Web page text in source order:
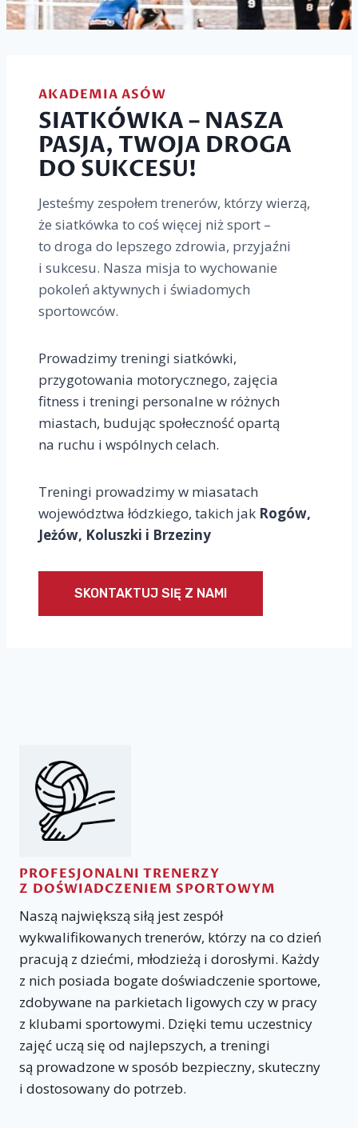
AKADEMIA ASÓW
SIATKÓWKA – NASZA
PASJA, TWOJA DROGA
DO SUKCESU!
Jesteśmy zespołem trenerów, którzy wierzą,
że siatkówka to coś więcej niż sport –
to droga do lepszego zdrowia, przyjaźni
i sukcesu. Nasza misja to wychowanie
pokoleń aktywnych i świadomych
sportowców.
Prowadzimy treningi siatkówki,
przygotowania motorycznego, zajęcia
fitness i treningi personalne w różnych
miastach, budując społeczność opartą
na ruchu i wspólnych celach.
Treningi prowadzimy w miasatach
województwa łódzkiego, takich jak Rogów,
Jeżów, Koluszki i Brzeziny
SKONTAKTUJ SIĘ Z NAMI
PROFESJONALNI TRENERZY
Z DOŚWIADCZENIEM SPORTOWYM
Naszą największą siłą jest zespół
wykwalifikowanych trenerów, którzy na co dzień
pracują z dziećmi, młodzieżą i dorosłymi. Każdy
z nich posiada bogate doświadczenie sportowe,
zdobywane na parkietach ligowych czy w pracy
z klubami sportowymi. Dzięki temu uczestnicy
zajęć uczą się od najlepszych, a treningi
są prowadzone w sposób bezpieczny, skuteczny
i dostosowany do potrzeb.